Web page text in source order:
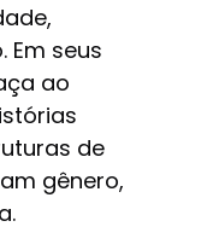
Em seus
ao
de
gênero,